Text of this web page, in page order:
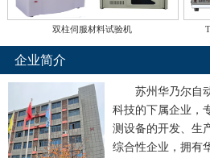
双柱伺服材料试验机
企业简介
苏州华乃尔自动
科技的下属企业，
测设备的开发、生
综合性企业，拥有